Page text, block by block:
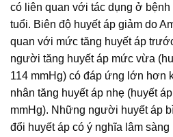
có liên quan với tác dụng ở
tuổi. Biên độ huyết áp giảm do
quan với mức tăng huyết áp
người tăng huyết áp mức vừa
114 mmHg) có đáp ứng lớn hơn
nhân tăng huyết áp nhẹ (huyết
mmHg). Những người huyết áp
đổi huyết áp có ý nghĩa lâm sàng